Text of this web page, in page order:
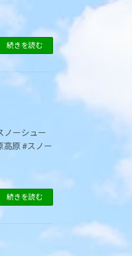
続きを読む
ノーシュー
原 #スノー
続きを読む